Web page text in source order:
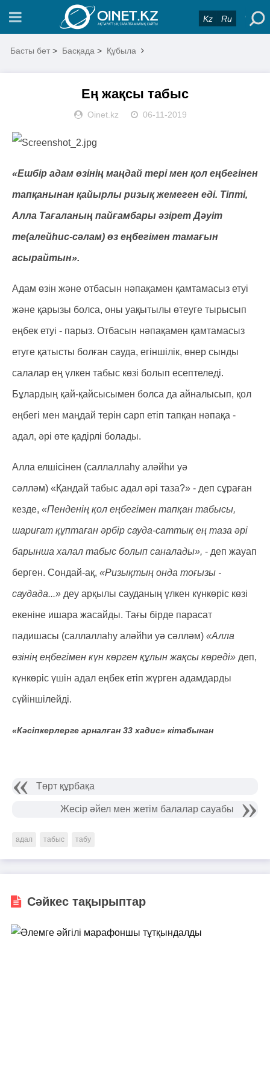
Kz Ru
Басты бет > Басқада > Құбыла
Ең жақсы табыс
Oinet.kz 06-11-2019
«Ешбір адам өзінің маңдай тері мен қол еңбегінен
тапқанынан қайырлы ризық жемеген еді. Тіпті,
Алла Тағаланың пайғамбары әзірет Дәуіт
те(алейһис-сәлам) өз еңбегімен тамағын
асырайтын».
Адам өзін және отбасын нәпақамен қамтамасыз етуі
және қарызы болса, оны уақытылы өтеуге тырысып
еңбек етуі - парыз. Отбасын нәпақамен қамтамасыз
етуге қатысты болған сауда, егіншілік, өнер сынды
салалар ең үлкен табыс көзі болып есептеледі.
Бұлардың қай-қайсысымен болса да айналысып, қол
еңбегі мен маңдай терін сарп етіп тапқан нәпақа -
адал, әрі өте қадірлі болады.
Алла елшісінен (саллаллаһу аләйһи уә
сәлләм) «Қандай табыс адал әрі таза?» - деп сұраған
кезде, «Пенденің қол еңбегімен тапқан табысы,
шариғат құптаған әрбір сауда-саттық ең таза әрі
барынша халал табыс болып саналады», - деп жауап
берген. Сондай-ақ, «Ризықтың онда тоғызы -
саудада...» деу арқылы сауданың үлкен күнкөріс көзі
екеніне ишара жасайды. Тағы бірде парасат
падишасы (саллаллаһу аләйһи уә сәлләм) «Алла
өзінің еңбегімен күн көрген құлын жақсы көреді» деп,
күнкөріс үшін адал еңбек етіп жүрген адамдарды
сүйіншілейді.
«Кәсіпкерлерге арналған 33 хадис» кітабынан
Төрт құрбақа
Жесір әйел мен жетім балалар сауабы
адал табыс табу
Сәйкес тақырыптар